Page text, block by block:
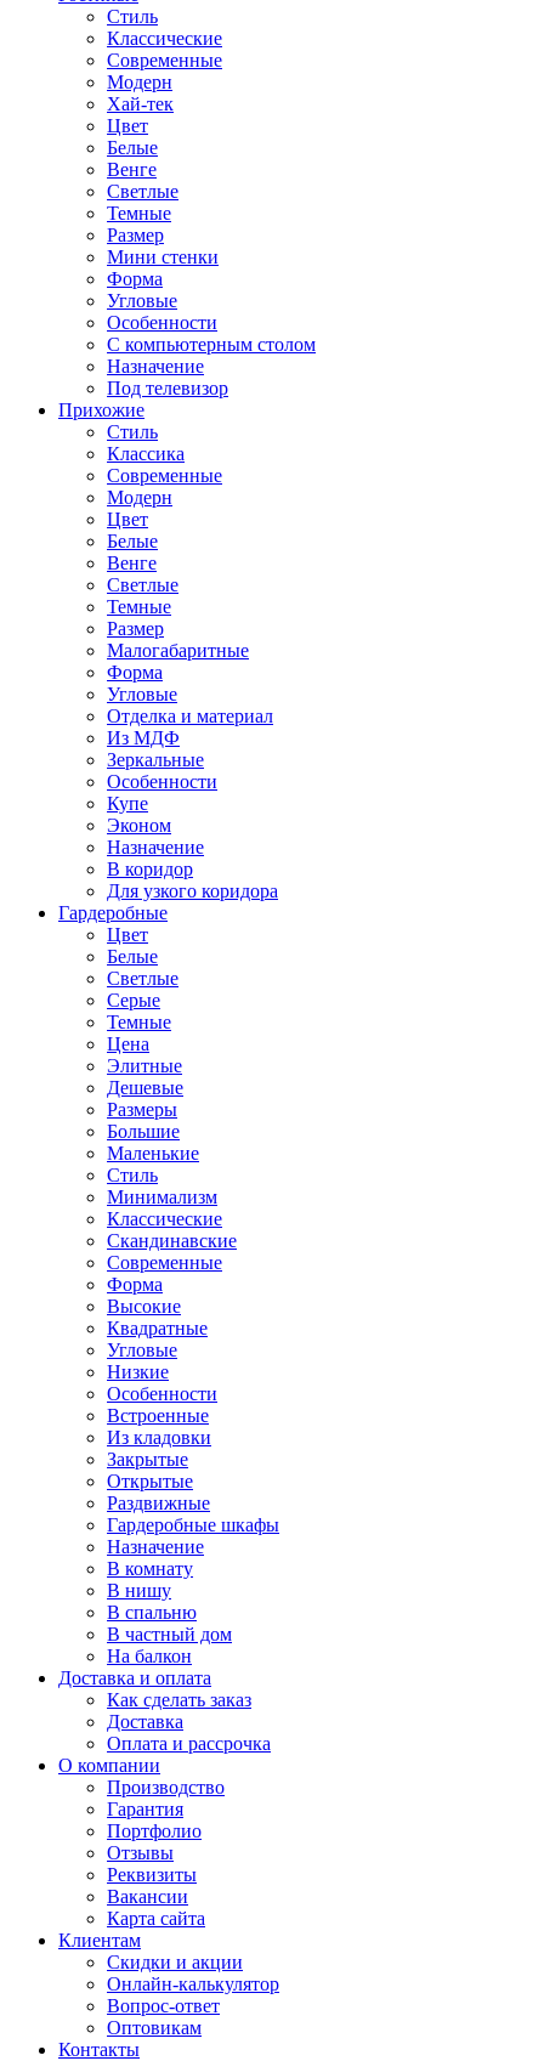
Стиль
Классические
Современные
Модерн
Хай-тек
Цвет
Белые
Венге
Светлые
Темные
Размер
Мини стенки
Форма
Угловые
Особенности
С компьютерным столом
Назначение
Под телевизор
Прихожие
Стиль
Классика
Современные
Модерн
Цвет
Белые
Венге
Светлые
Темные
Размер
Малогабаритные
Форма
Угловые
Отделка и материал
Из МДФ
Зеркальные
Особенности
Купе
Эконом
Назначение
В коридор
Для узкого коридора
Гардеробные
Цвет
Белые
Светлые
Серые
Темные
Цена
Элитные
Дешевые
Размеры
Большие
Маленькие
Стиль
Минимализм
Классические
Скандинавские
Современные
Форма
Высокие
Квадратные
Угловые
Низкие
Особенности
Встроенные
Из кладовки
Закрытые
Открытые
Раздвижные
Гардеробные шкафы
Назначение
В комнату
В нишу
В спальню
В частный дом
На балкон
Доставка и оплата
Как сделать заказ
Доставка
Оплата и рассрочка
О компании
Производство
Гарантия
Портфолио
Отзывы
Реквизиты
Вакансии
Карта сайта
Клиентам
Скидки и акции
Онлайн-калькулятор
Вопрос-ответ
Оптовикам
Контакты